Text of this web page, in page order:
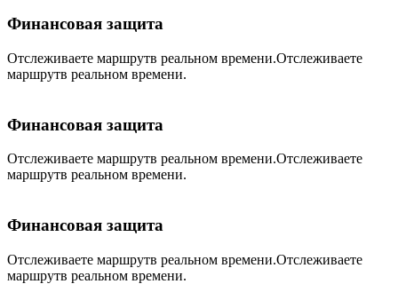
Финансовая защита
Отслеживаете маршрутв реальном времени.Отслеживаете
маршрутв реальном времени.
Финансовая защита
Отслеживаете маршрутв реальном времени.Отслеживаете
маршрутв реальном времени.
Финансовая защита
Отслеживаете маршрутв реальном времени.Отслеживаете
маршрутв реальном времени.